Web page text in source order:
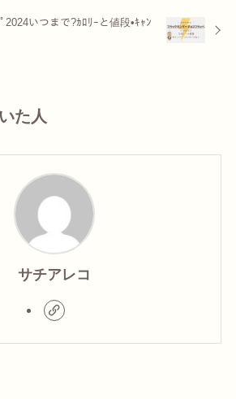
2024いつまで?ｶﾛﾘｰと値段•ｷｬﾝ
た人
サチアレコ